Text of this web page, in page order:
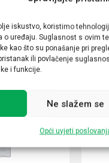
iskustvo, koristimo
o uređaju. Suglasnost s ovim
kao što su ponašanje pri
ili povlačenje
i funkcije.
Ne slažem se
Opći uvjeti